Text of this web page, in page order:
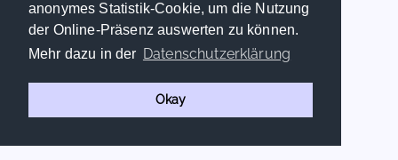
anonymes Statistik-Cookie, um die Nutzung
der Online-Präsenz auswerten zu können.
Mehr dazu in der Datenschutzerklärung
Okay